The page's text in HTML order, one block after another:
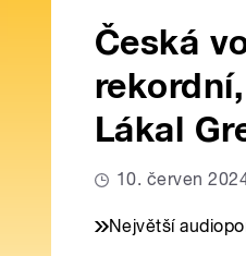
Česká
Lákal
10. červen
Největší